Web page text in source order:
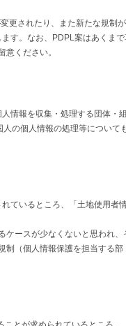
更されたり、また新たな規制
す。なお、PDPL案はあくま
ください。
情報を収集・処理する団体・組
の個人情報の処理等について
ているところ、「土地使用者
ケースが少なくないと思われ、
制（個人情報保護を担当する部